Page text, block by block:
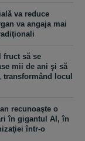
va reduce
va angaja mai
fruct să se
mii de ani şi să
locul
recunoaşte o
în gigantul AI, în
într-o